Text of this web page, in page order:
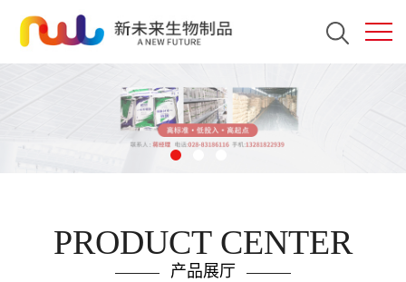
PRODUCT CENTER
产品展厅